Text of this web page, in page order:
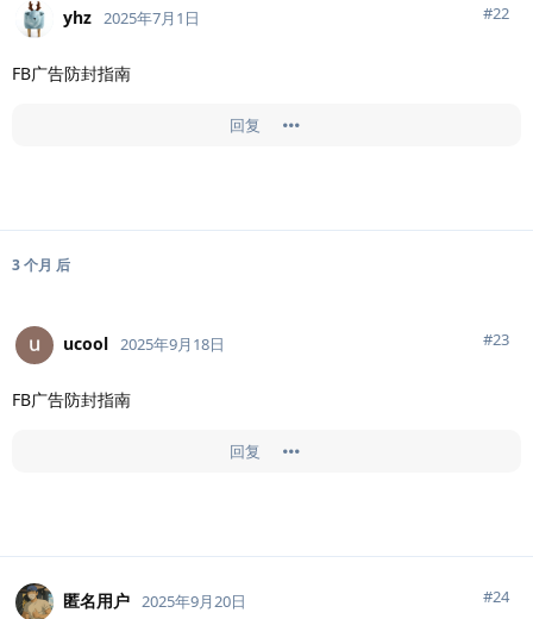
yhz 2025年7月1日 #22
FB广告防封指南
回复
3 个月 后
ucool 2025年9月18日 #23
FB广告防封指南
回复
匿名用户 2025年9月20日 #24